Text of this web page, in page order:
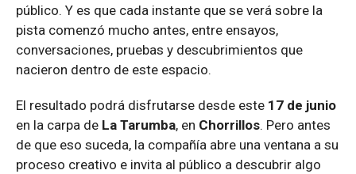
público. Y es que cada instante que se verá sobre la
pista comenzó mucho antes, entre ensayos,
conversaciones, pruebas y descubrimientos que
nacieron dentro de este espacio.
El resultado podrá disfrutarse desde este 17 de junio
en la carpa de La Tarumba, en Chorrillos. Pero antes
de que eso suceda, la compañía abre una ventana a su
proceso creativo e invita al público a descubrir algo